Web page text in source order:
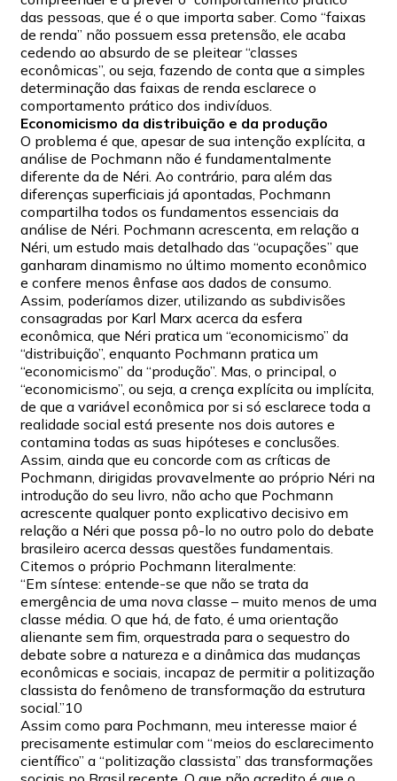
das pessoas, que é o que importa saber. Como “faixas
de renda” não possuem essa pretensão, ele acaba
cedendo ao absurdo de se pleitear “classes
econômicas”, ou seja, fazendo de conta que a simples
determinação das faixas de renda esclarece o
comportamento prático dos indivíduos.
Economicismo da distribuição e da produção
O problema é que, apesar de sua intenção explícita, a
análise de Pochmann não é fundamentalmente
diferente da de Néri. Ao contrário, para além das
diferenças superficiais já apontadas, Pochmann
compartilha todos os fundamentos essenciais da
análise de Néri. Pochmann acrescenta, em relação a
Néri, um estudo mais detalhado das “ocupações” que
ganharam dinamismo no último momento econômico
e confere menos ênfase aos dados de consumo.
Assim, poderíamos dizer, utilizando as subdivisões
consagradas por Karl Marx acerca da esfera
econômica, que Néri pratica um “economicismo” da
“distribuição”, enquanto Pochmann pratica um
“economicismo” da “produção”. Mas, o principal, o
“economicismo”, ou seja, a crença explícita ou implícita,
de que a variável econômica por si só esclarece toda a
realidade social está presente nos dois autores e
contamina todas as suas hipóteses e conclusões.
Assim, ainda que eu concorde com as críticas de
Pochmann, dirigidas provavelmente ao próprio Néri na
introdução do seu livro, não acho que Pochmann
acrescente qualquer ponto explicativo decisivo em
relação a Néri que possa pô-lo no outro polo do debate
brasileiro acerca dessas questões fundamentais.
Citemos o próprio Pochmann literalmente:
“Em síntese: entende-se que não se trata da
emergência de uma nova classe – muito menos de uma
classe média. O que há, de fato, é uma orientação
alienante sem fim, orquestrada para o sequestro do
debate sobre a natureza e a dinâmica das mudanças
econômicas e sociais, incapaz de permitir a politização
classista do fenômeno de transformação da estrutura
social.”10
Assim como para Pochmann, meu interesse maior é
precisamente estimular com “meios do esclarecimento
científico” a “politização classista” das transformações